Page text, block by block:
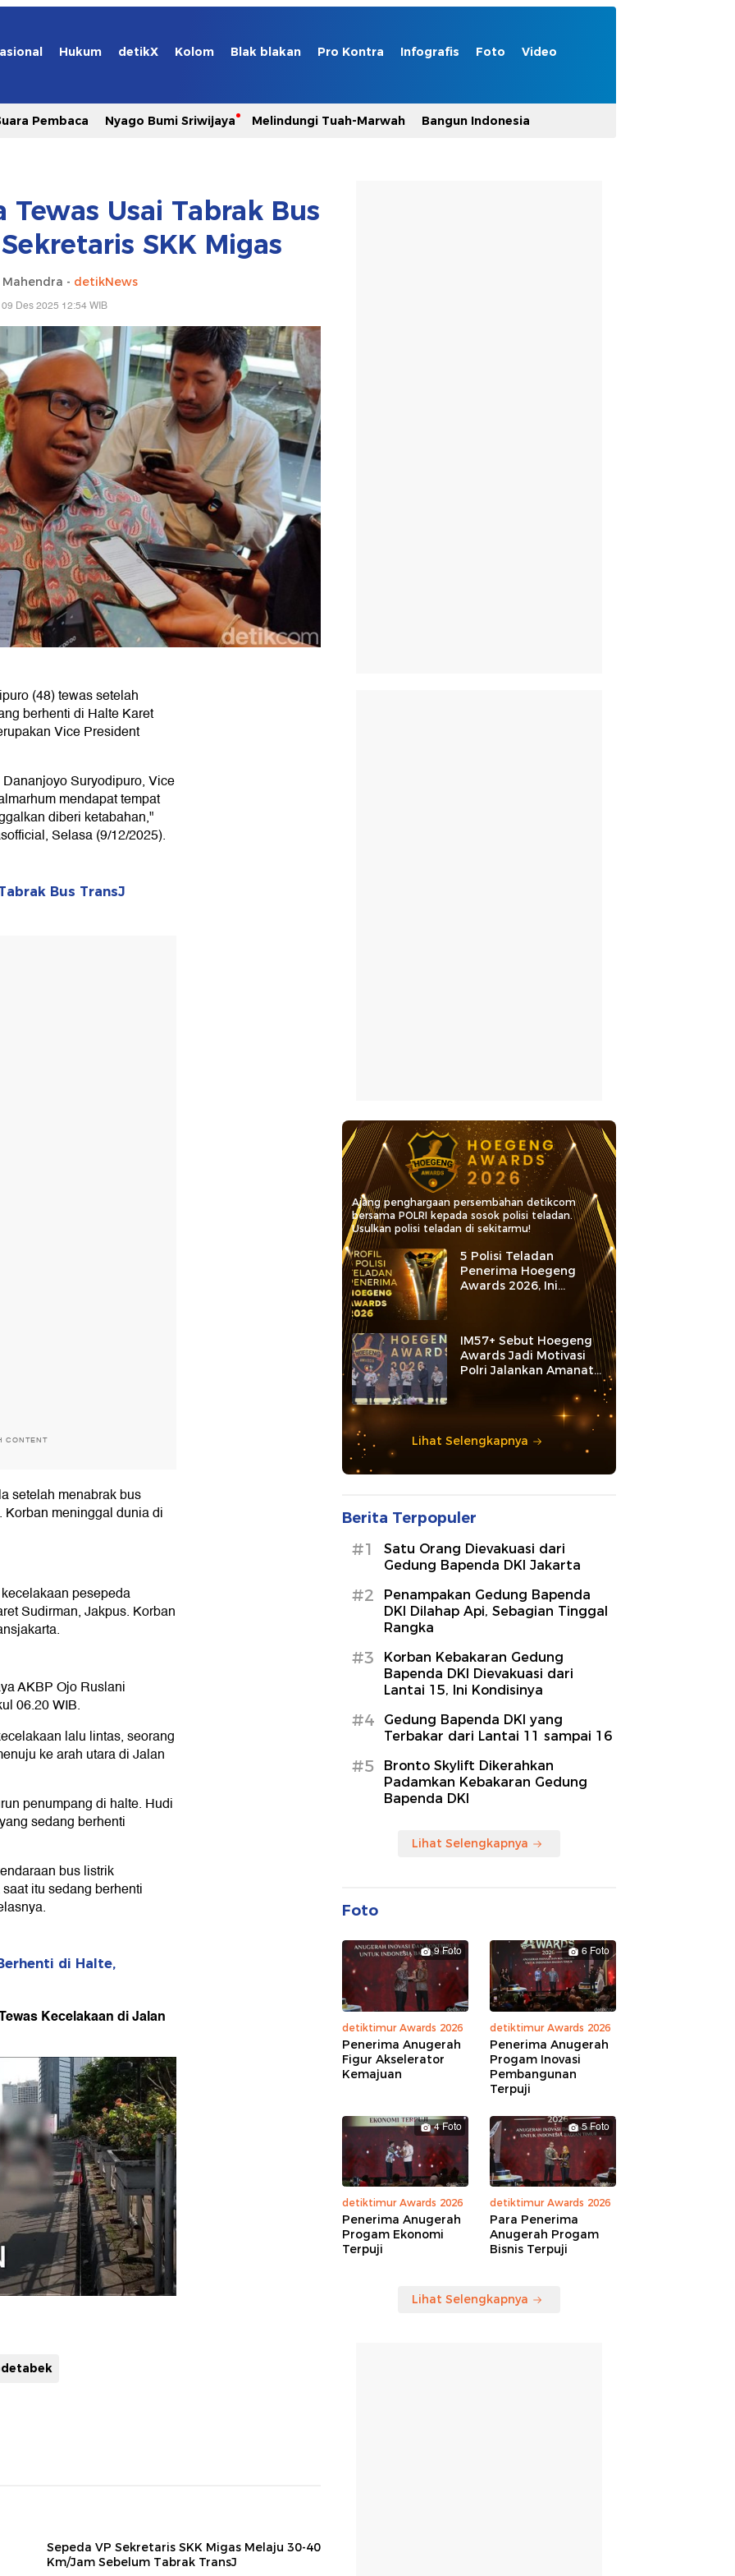
Hukum detikX Kolom Blak blakan Pro Kontra Infografis Foto Video
Pembaca Nyago Bumi Sriwijaya Melindungi Tuah-Marwah Bangun Indonesia
Usai Tabrak Bus
SKK Migas
Mahendra - detikNews
Des 2025 12:54 WIB
(48) tewas setelah
berhenti di Halte Karet
Vice President
Suryodipuro, Vice
mendapat tempat
diberi ketabahan,"
Selasa (9/12/2025).
Bus TransJ
CONTENT
setelah menabrak bus
meninggal dunia di
pesepeda
Sudirman, Jakpus. Korban
AKBP Ojo Ruslani
06.20 WIB.
lalu lintas, seorang
ke arah utara di Jalan
penumpang di halte. Hudi
sedang berhenti
bus listrik
itu sedang berhenti
di Halte,
Kecelakaan di Jalan
Sepeda VP Sekretaris SKK Migas Melaju 30-40
Km/Jam Sebelum Tabrak TransJ
Ajang penghargaan persembahan detikcom
bersama POLRI kepada sosok polisi teladan.
Usulkan polisi teladan di sekitarmu!
5 Polisi Teladan
Penerima Hoegeng
Awards 2026, Ini
Kategori dan Kiprahnya
IM57+ Sebut Hoegeng
Awards Jadi Motivasi
Polri Jalankan Amanat
Lihat Selengkapnya
Berita Terpopuler
#1
Satu Orang Dievakuasi dari
Gedung Bapenda DKI Jakarta
#2
Penampakan Gedung Bapenda
DKI Dilahap Api, Sebagian Tinggal
Rangka
#3
Korban Kebakaran Gedung
Bapenda DKI Dievakuasi dari
Lantai 15, Ini Kondisinya
#4
Gedung Bapenda DKI yang
Terbakar dari Lantai 11 sampai 16
#5
Bronto Skylift Dikerahkan
Padamkan Kebakaran Gedung
Bapenda DKI
Lihat Selengkapnya
Foto
9 Foto
detiktimur Awards 2026
Penerima Anugerah
Figur Akselerator
Kemajuan
6 Foto
detiktimur Awards 2026
Penerima Anugerah
Progam Inovasi
Pembangunan
Terpuji
4 Foto
detiktimur Awards 2026
Penerima Anugerah
Progam Ekonomi
Terpuji
5 Foto
detiktimur Awards 2026
Para Penerima
Anugerah Progam
Bisnis Terpuji
Lihat Selengkapnya